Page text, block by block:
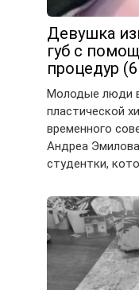
Девушка
губ с
процедур
Молодые люди
пластической
временного
Андреа
студентки,